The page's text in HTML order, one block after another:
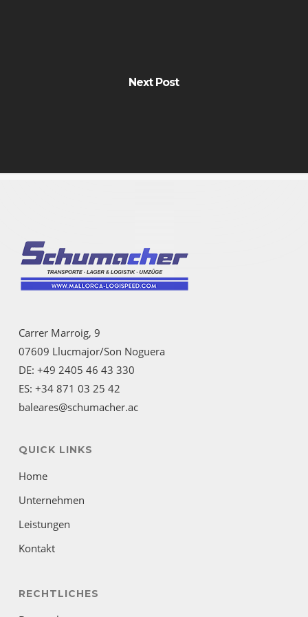
Next Post
Carrer Marroig, 9
07609 Llucmajor/Son Noguera
DE: +49 2405 46 43 330
ES: +34 871 03 25 42
baleares@schumacher.ac
QUICK LINKS
Home
Unternehmen
Leistungen
Kontakt
RECHTLICHES